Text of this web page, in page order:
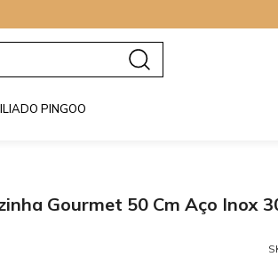
PINGOO
Gourmet 50 Cm Aço Inox